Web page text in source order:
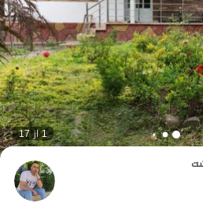
1 از 17